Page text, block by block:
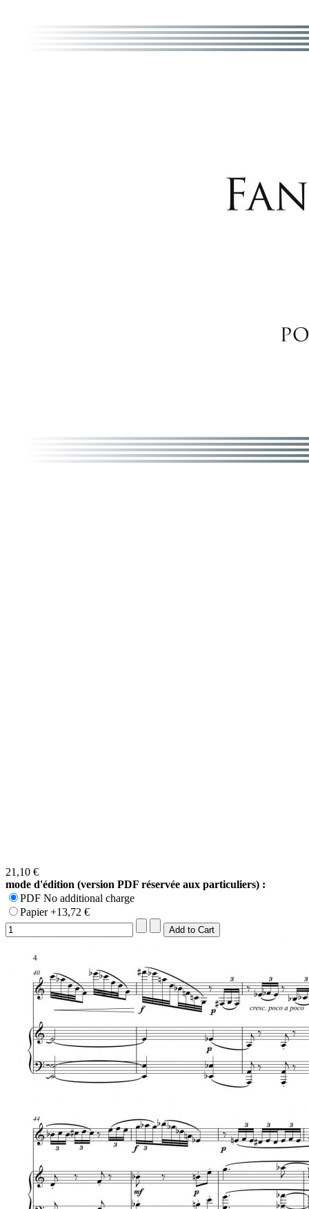
21,10 €
mode d'édition (version PDF réservée aux particuliers) :
PDF No additional charge
Papier +13,72 €